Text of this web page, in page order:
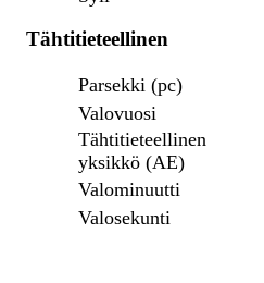
Tähtitieteellinen
Parsekki (pc)
Valovuosi
Tähtitieteellinen
yksikkö (AE)
Valominuutti
Valosekunti